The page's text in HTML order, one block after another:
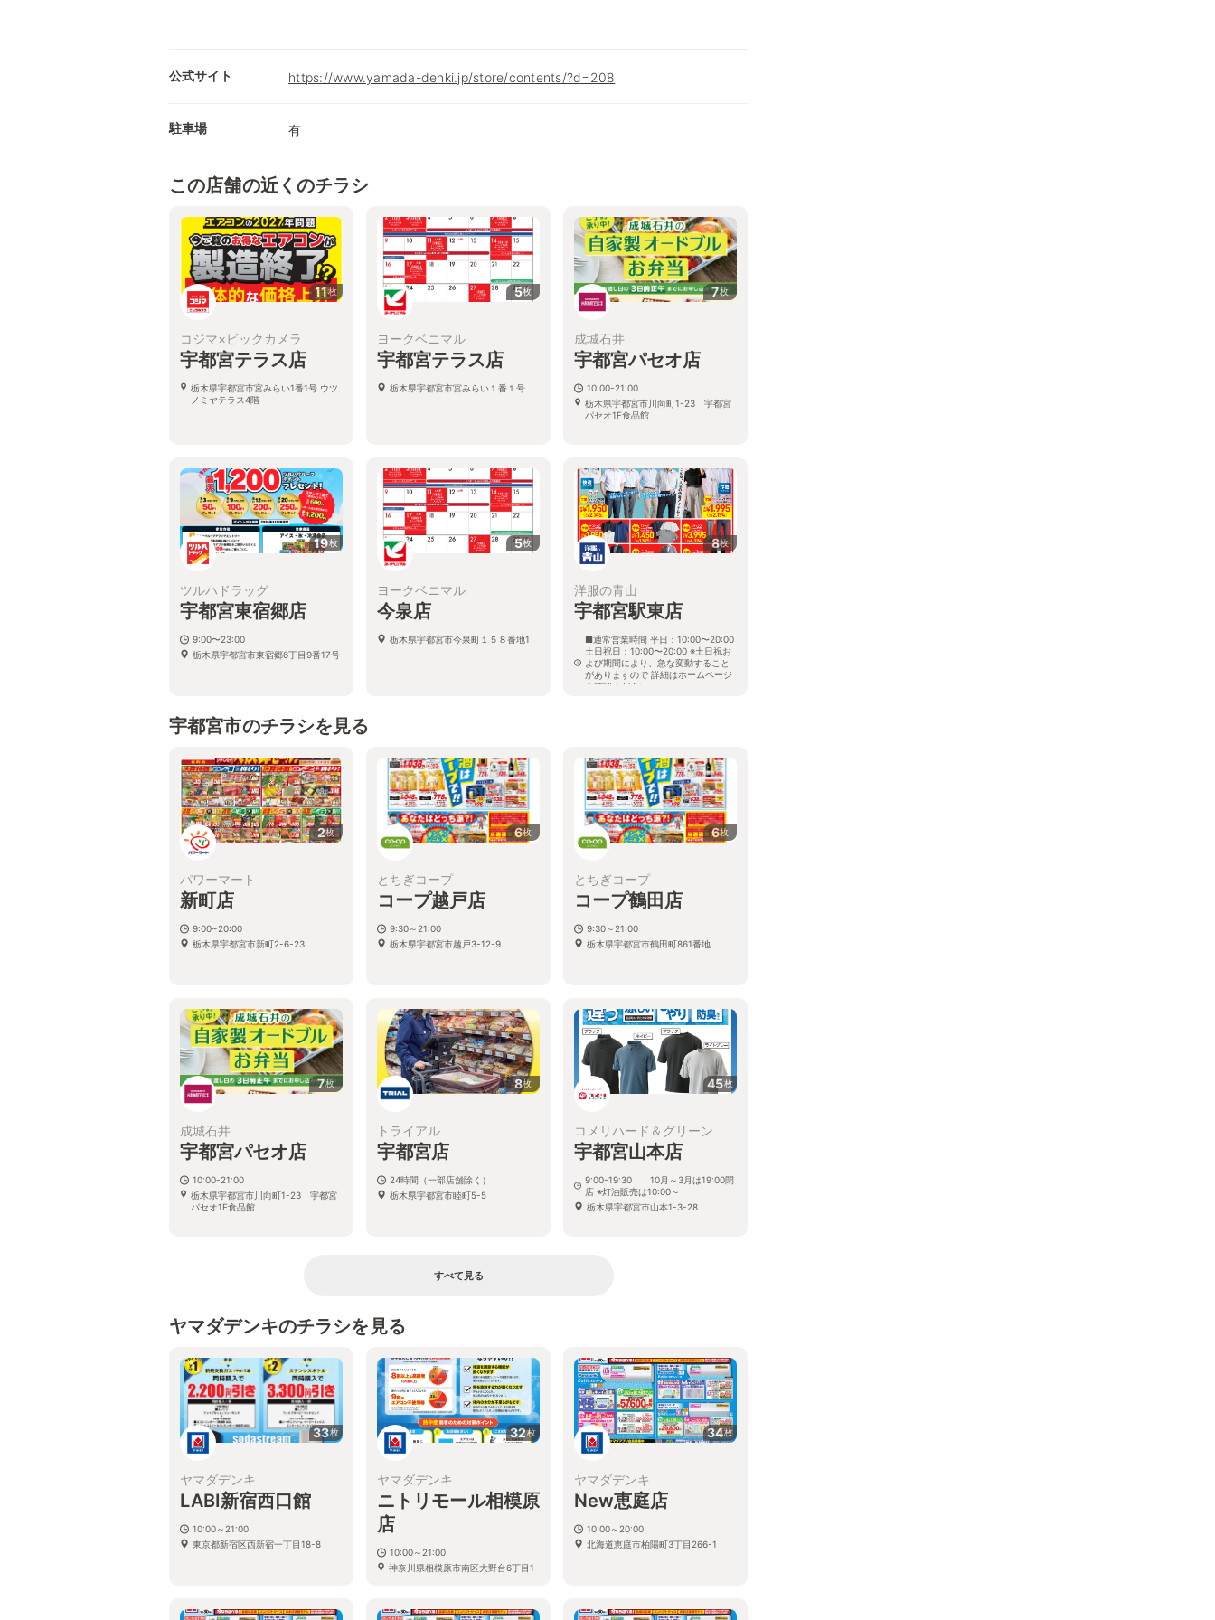
公式サイト https://www.yamada-denki.jp/store/contents/?d=208
駐車場 有
この店舗の近くのチラシ
11枚
コジマ×ビックカメラ
宇都宮テラス店
栃木県宇都宮市宮みらい1番1号 ウツ
ノミヤテラス4階
5枚
ヨークベニマル
宇都宮テラス店
栃木県宇都宮市宮みらい１番１号
7枚
成城石井
宇都宮パセオ店
10:00-21:00
栃木県宇都宮市川向町1-23 宇都宮
パセオ1F食品館
19枚
ツルハドラッグ
宇都宮東宿郷店
9:00〜23:00
栃木県宇都宮市東宿郷6丁目9番17号
5枚
ヨークベニマル
今泉店
栃木県宇都宮市今泉町１５８番地1
8枚
洋服の青山
宇都宮駅東店
■通常営業時間 平日：10:00〜20:00
土日祝日：10:00〜20:00 ※土日祝お
よび期間により、急な変動すること
がありますので 詳細はホームページ
を確認ください
宇都宮市のチラシを見る
2枚
パワーマート
新町店
9:00~20:00
栃木県宇都宮市新町2-6-23
6枚
とちぎコープ
コープ越戸店
9:30～21:00
栃木県宇都宮市越戸3-12-9
6枚
とちぎコープ
コープ鶴田店
9:30～21:00
栃木県宇都宮市鶴田町861番地
7枚
成城石井
宇都宮パセオ店
10:00-21:00
栃木県宇都宮市川向町1-23 宇都宮
パセオ1F食品館
8枚
トライアル
宇都宮店
24時間（一部店舗除く）
栃木県宇都宮市睦町5-5
45枚
コメリハード＆グリーン
宇都宮山本店
9:00-19:30 10月～3月は19:00閉
店 ※灯油販売は10:00～
栃木県宇都宮市山本1-3-28
すべて見る
ヤマダデンキのチラシを見る
33枚
ヤマダデンキ
LABI新宿西口館
10:00～21:00
東京都新宿区西新宿一丁目18-8
32枚
ヤマダデンキ
ニトリモール相模原
店
10:00～21:00
神奈川県相模原市南区大野台6丁目1
34枚
ヤマダデンキ
New恵庭店
10:00～20:00
北海道恵庭市柏陽町3丁目266-1